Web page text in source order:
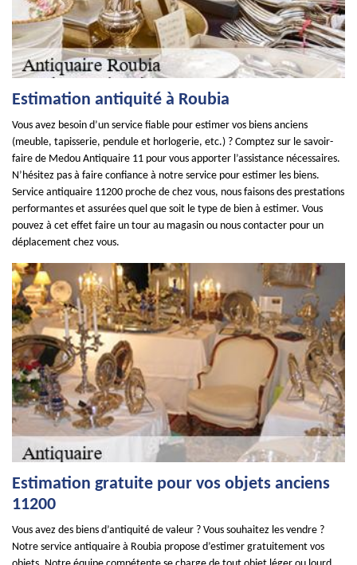
Estimation antiquité à Roubia
Vous avez besoin d’un service fiable pour estimer vos biens anciens
(meuble, tapisserie, pendule et horlogerie, etc.) ? Comptez sur le savoir-
faire de Medou Antiquaire 11 pour vous apporter l’assistance nécessaires.
N’hésitez pas à faire confiance à notre service pour estimer les biens.
Service antiquaire 11200 proche de chez vous, nous faisons des prestations
performantes et assurées quel que soit le type de bien à estimer. Vous
pouvez à cet effet faire un tour au magasin ou nous contacter pour un
déplacement chez vous.
Estimation gratuite pour vos objets anciens
11200
Vous avez des biens d’antiquité de valeur ? Vous souhaitez les vendre ?
Notre service antiquaire à Roubia propose d’estimer gratuitement vos